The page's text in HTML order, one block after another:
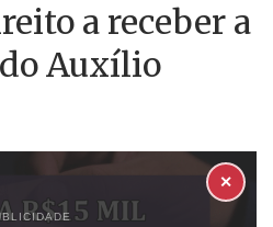
a receber a
Auxílio
✕